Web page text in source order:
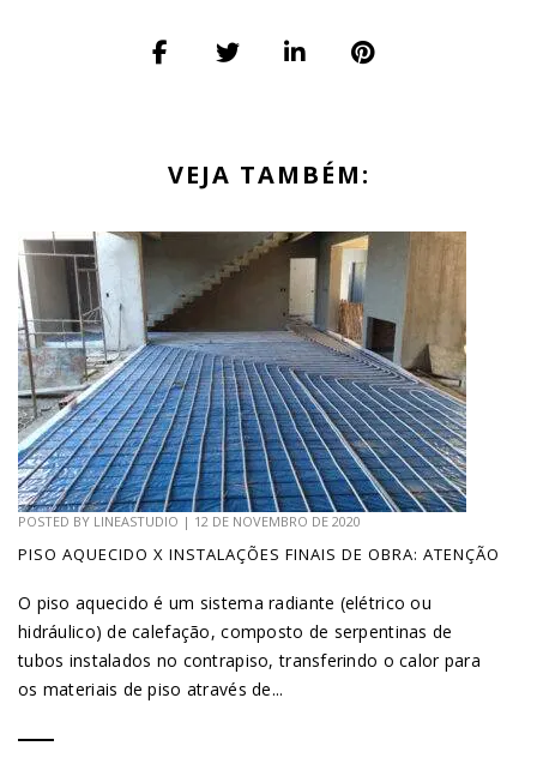
VEJA TAMBÉM:
POSTED BY LINEASTUDIO | 12 DE NOVEMBRO DE 2020
PISO AQUECIDO X INSTALAÇÕES FINAIS DE OBRA: ATENÇÃO
O piso aquecido é um sistema radiante (elétrico ou
hidráulico) de calefação, composto de serpentinas de
tubos instalados no contrapiso, transferindo o calor para
os materiais de piso através de...